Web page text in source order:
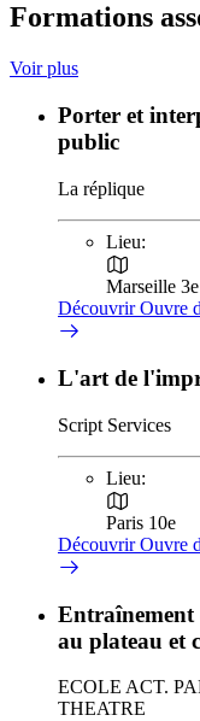
Formations
Voir plus
Porter et
public
La réplique
Lieu:
Marseille 3e
DécouvrirOuvre
L'art de
Script Services
Lieu:
Paris 10e
DécouvrirOuvre
Entraînement
au plateau et
ECOLE ACT.
THEATRE